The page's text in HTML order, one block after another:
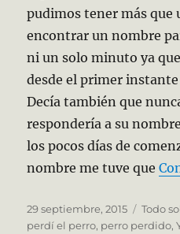
pudimos tener más que
encontrar un nombre
ni un solo minuto ya
desde el primer instante
Decía también que
respondería a su
los pocos días de
nombre me tuve que
Publicado
el
29 septiembre, 2015 Todo
perdí el perro, perro perdido,